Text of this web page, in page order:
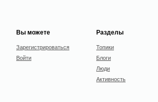
Вы можете
Зарегистрироваться
Войти
Разделы
Топики
Блоги
Люди
Активность